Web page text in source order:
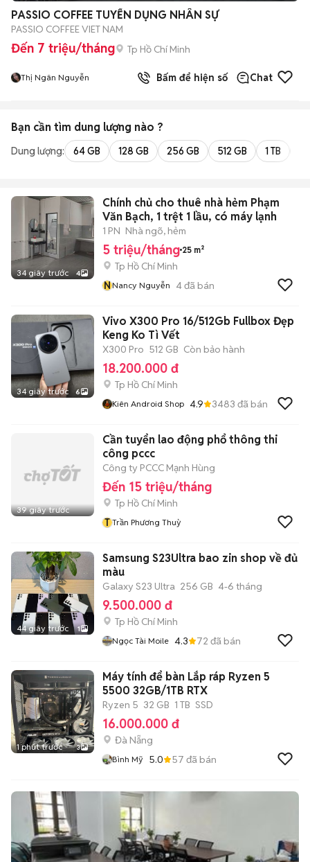
PASSIO COFFEE TUYỂN DỤNG NHÂN SỰ
PASSIO COFFEE VIET NAM
Đến 7 triệu/tháng Tp Hồ Chí Minh
Thị Ngân Nguyễn Bấm để hiện số Chat
Bạn cần tìm dung lượng nào ?
Dung lượng: 64 GB 128 GB 256 GB 512 GB 1 TB
34 giây trước 4
Chính chủ cho thuê nhà hẻm Phạm
Văn Bạch, 1 trệt 1 lầu, có máy lạnh
1 PN Nhà ngõ, hẻm
5 triệu/tháng 25 m²
Tp Hồ Chí Minh
NNancy Nguyễn 4đã bán
34 giây trước 6
Vivo X300 Pro 16/512Gb Fullbox Đẹp
Keng Ko Tì Vết
X300 Pro 512 GB Còn bảo hành
18.200.000 đ
Tp Hồ Chí Minh
Kiên Android Shop 4.9 3483 đã bán
39 giây trước
Cần tuyển lao động phổ thông thi
công pccc
Công ty PCCC Mạnh Hùng
Đến 15 triệu/tháng
Tp Hồ Chí Minh
T Trần Phương Thuỳ
44 giây trước 1
Samsung S23Ultra bao zin shop về đủ
màu
Galaxy S23 Ultra 256 GB 4-6 tháng
9.500.000 đ
Tp Hồ Chí Minh
Ngọc Tài Moile 4.3 72 đã bán
1 phút trước 3
Máy tính để bàn Lắp ráp Ryzen 5
5500 32GB/1TB RTX
Ryzen 5 32 GB 1 TB SSD
16.000.000 đ
Đà Nẵng
Bình Mỹ 5.0 57 đã bán